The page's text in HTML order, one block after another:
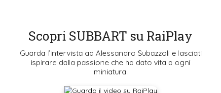
Scopri SUBBART su RaiPlay
Guarda l’intervista ad Alessandro Subazzoli e lasciati
ispirare dalla passione che ha dato vita a ogni
miniatura.